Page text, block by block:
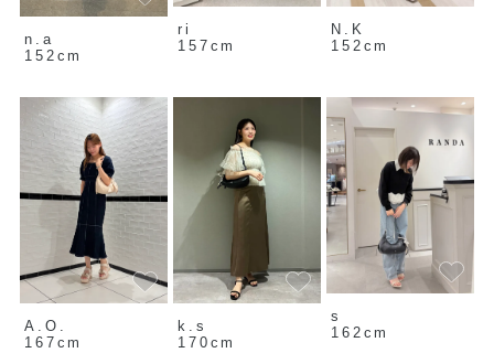
n.a
152cm
ri
157cm
N.K
152cm
A.O.
167cm
k.s
170cm
s
162cm